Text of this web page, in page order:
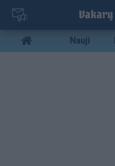
Pereiti
pagrindinį
turinį
Mobile
menu
Nauji